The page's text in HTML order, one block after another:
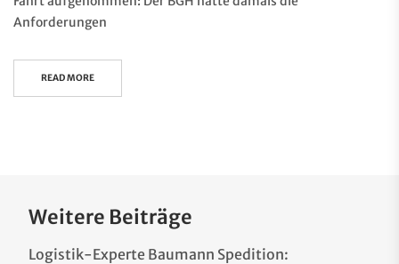
Anforderungen
READ MORE
Weitere Beiträge
Logistik-Experte Baumann Spedition: